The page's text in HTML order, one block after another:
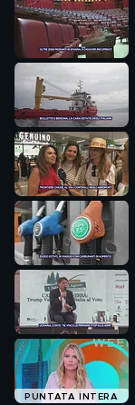
PUNTATA INTERA